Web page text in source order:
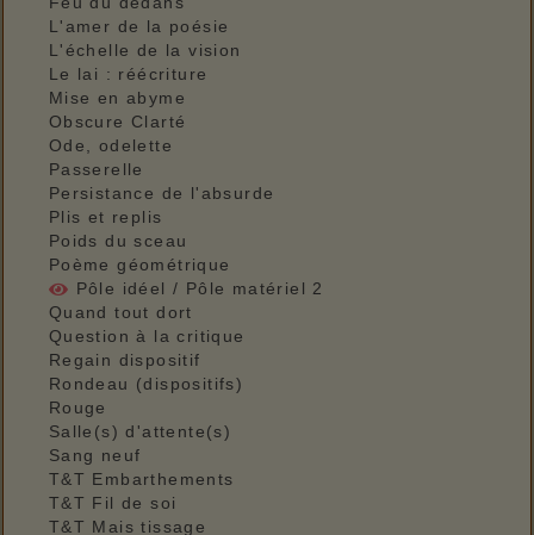
L'amer de la poésie
L'échelle de la vision
Le lai : réécriture
Mise en abyme
Obscure Clarté
Ode, odelette
Passerelle
Persistance de l'absurde
Plis et replis
Poids du sceau
Poème géométrique
Pôle idéel / Pôle matériel 2
Quand tout dort
Question à la critique
Regain dispositif
Rondeau (dispositifs)
Rouge
Salle(s) d'attente(s)
Sang neuf
T&T Embarthements
T&T Fil de soi
T&T Mais tissage